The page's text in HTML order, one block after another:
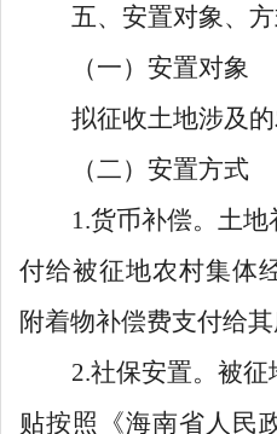
五、 安置对象、
（一）安置对象
拟征收土地涉及的
（二）安置方式
1.货币补偿。土
付给被征地农村集体
附着物补偿费支付给其
2.社保安置。被
贴按照《海南省人民